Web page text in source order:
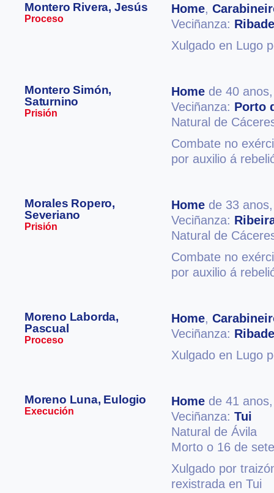
Montero Rivera, Jesús
Proceso
Home,
Veciñanza:
Xulgado en Lugo
Montero Simón,
Saturnino
Prisión
Home de 40
Veciñanza: Porto
Natural de
Combate no
por auxilio á
Morales Ropero,
Severiano
Prisión
Home de 33
Veciñanza:
Natural de
Combate no
por auxilio á
Moreno Laborda,
Pascual
Proceso
Home,
Veciñanza:
Xulgado en Lugo
Moreno Luna, Eulogio
Execución
Home de 41
Veciñanza: Tui
Natural de Ávila
Morto o 16 de
Xulgado por
rexistrada en Tui